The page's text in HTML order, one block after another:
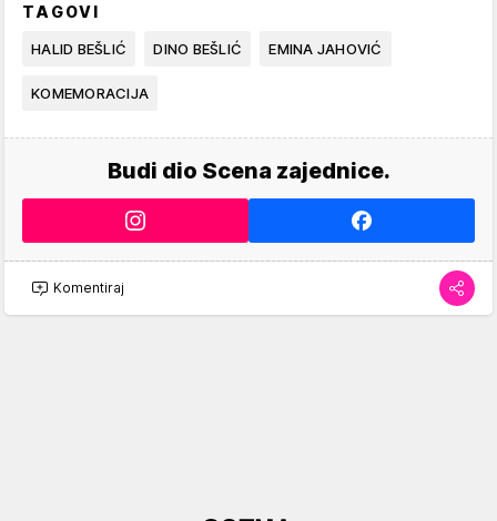
TAGOVI
HALID BEŠLIĆ DINO BEŠLIĆ EMINA JAHOVIĆ
KOMEMORACIJA
Budi dio Scena zajednice.
Komentiraj